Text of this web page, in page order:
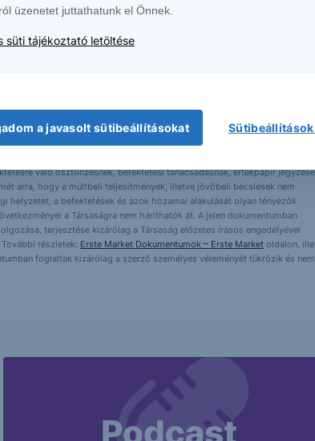
Budapest, Népfürdő u. 24-26.; tev. eng. szám: E-III/324/2008 és III/
alapulnak, de azokért a Társaság szavatosságot vagy
való ösztönzésnek, befektetési tanácsadásnak, értékpapír
arra, hogy a múltbeli teljesítmények, illetve jövőbeli becslések nem
helyzetet, a befektetések és azok hozamai alakulását olyan tényezők
a Társaságra nem háríthatók át. A jelen dokumentumban
terjesztése kizárólag a Társaság előzetes írásos engedélyével
részletek: Erste Market Dokumentumok – Erste Marketoldalon,
foglaltak kizárólag a szerző személyes véleményét tükrözik és nem
üzenetet juttathatunk el Önnek.
süti tájékoztató letöltése
a javasolt sütibeállításokat